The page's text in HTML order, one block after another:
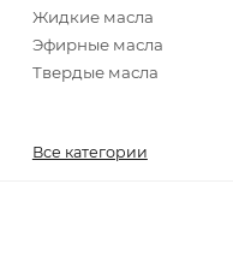
Жидкие масла
Эфирные масла
Твердые масла
Все категории